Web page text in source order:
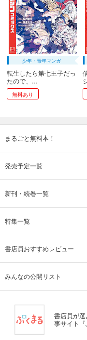
少年・青年マンガ
転生したら第七王子だっ
たので、...
無料あり
まるごと無料本！
発売予定一覧
新刊・続巻一覧
特集一覧
書店員おすすめレビュー
みんなの公開リスト
書店員が
事サイト『